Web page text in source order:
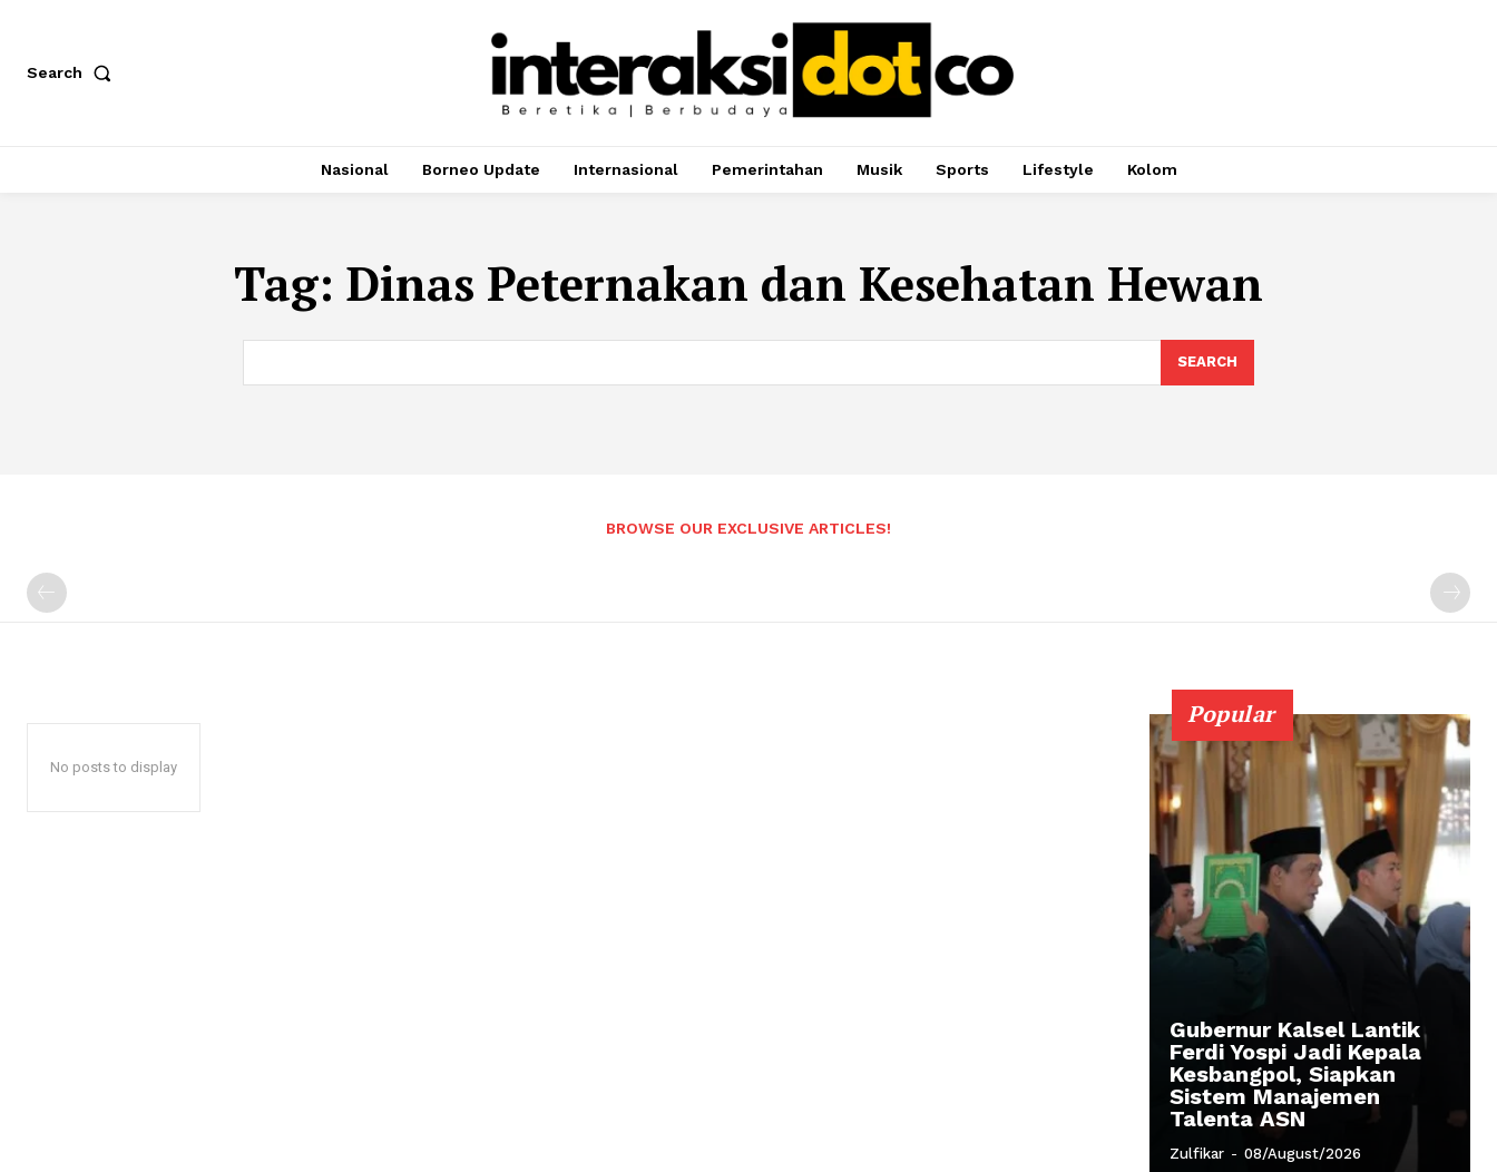
Search
Nasional Borneo Update Internasional Pemerintahan Musik Sports Lifestyle Kolom
Tag: Dinas Peternakan dan Kesehatan Hewan
SEARCH
BROWSE OUR EXCLUSIVE ARTICLES!
No posts to display
Popular
Gubernur Kalsel Lantik
Ferdi Yospi Jadi Kepala
Kesbangpol, Siapkan
Sistem Manajemen
Talenta ASN
Zulfikar - 08/August/2026